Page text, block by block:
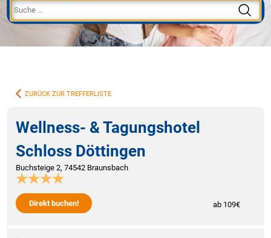
ZURÜCK ZUR TREFFERLISTE
Wellness- & Tagungshotel
Schloss Döttingen
Buchsteige 2, 74542 Braunsbach
Direkt buchen! ab 109€